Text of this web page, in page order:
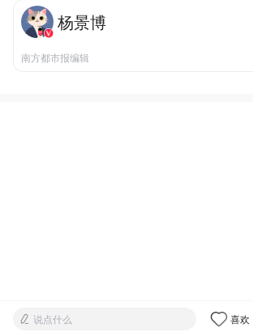
杨景博
南方都市报编辑
说点什么 喜欢